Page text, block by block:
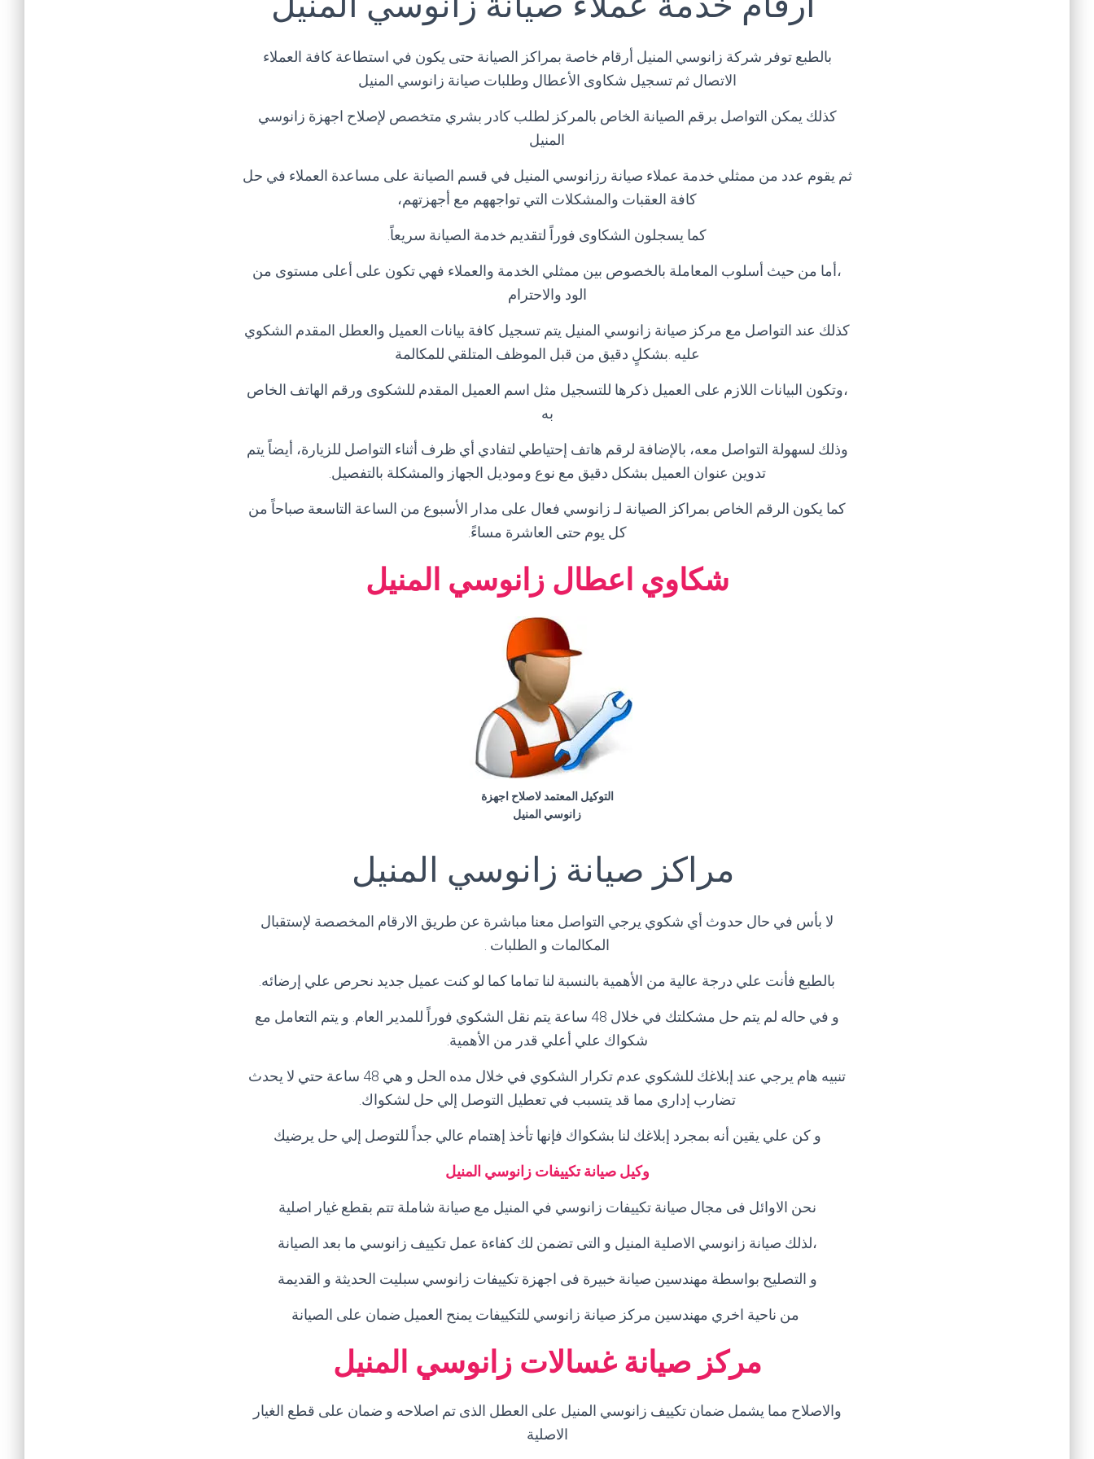
بالطبع توفر شركة زانوسي المنيل أرقام خاصة بمراكز الصيانة حتى يكون في استطاعة كافة العملاء
الاتصال ثم تسجيل شكاوى الأعطال وطلبات صيانة زانوسي المنيل
كذلك يمكن التواصل برقم الصيانة الخاص بالمركز لطلب كادر بشري متخصص لإصلاح اجهزة زانوسي
المنيل
ثم يقوم عدد من ممثلي خدمة عملاء صيانة رزانوسي المنيل في قسم الصيانة على مساعدة العملاء في حل
كافة العقبات والمشكلات التي تواجههم مع أجهزتهم،
كما يسجلون الشكاوى فوراً لتقديم خدمة الصيانة سريعاً.
،أما من حيث أسلوب المعاملة بالخصوص بين ممثلي الخدمة والعملاء فهي تكون على أعلى مستوى من
الود والاحترام
كذلك عند التواصل مع مركز صيانة زانوسي المنيل يتم تسجيل كافة بيانات العميل والعطل المقدم الشكوي
عليه .بشكلٍ دقيق من قبل الموظف المتلقي للمكالمة
،وتكون البيانات اللازم على العميل ذكرها للتسجيل مثل اسم العميل المقدم للشكوى ورقم الهاتف الخاص
به
وذلك لسهولة التواصل معه، بالإضافة لرقم هاتف إحتياطي لتفادي أي ظرف أثناء التواصل للزيارة، أيضاً يتم
تدوين عنوان العميل بشكل دقيق مع نوع وموديل الجهاز والمشكلة بالتفصيل.
كما يكون الرقم الخاص بمراكز الصيانة لـ زانوسي فعال على مدار الأسبوع من الساعة التاسعة صباحاً من
كل يوم حتى العاشرة مساءً.
شكاوي اعطال زانوسي المنيل
التوكيل المعتمد لاصلاح اجهزة
زانوسي المنيل
مراكز صيانة زانوسي المنيل
لا بأس في حال حدوث أي شكوي يرجي التواصل معنا مباشرة عن طريق الارقام المخصصة لإستقبال
المكالمات و الطلبات .
بالطبع فأنت علي درجة عالية من الأهمية بالنسبة لنا تماما كما لو كنت عميل جديد نحرص علي إرضائه.
و في حاله لم يتم حل مشكلتك في خلال 48 ساعة يتم نقل الشكوي فوراً للمدير العام. و يتم التعامل مع
شكواك علي أعلي قدر من الأهمية.
تنبيه هام يرجي عند إبلاغك للشكوي عدم تكرار الشكوي في خلال مده الحل و هي 48 ساعة حتي لا يحدث
تضارب إداري مما قد يتسبب في تعطيل التوصل إلي حل لشكواك.
و كن علي يقين أنه بمجرد إبلاغك لنا بشكواك فإنها تأخذ إهتمام عالي جداً للتوصل إلي حل يرضيك
وكيل صيانة تكييفات زانوسي المنيل
نحن الاوائل فى مجال صيانة تكييفات زانوسي في المنيل مع صيانة شاملة تتم بقطع غيار اصلية
،لذلك صيانة زانوسي الاصلية المنيل و التى تضمن لك كفاءة عمل تكييف زانوسي ما بعد الصيانة
و التصليح بواسطة مهندسين صيانة خبيرة فى اجهزة تكييفات زانوسي سبليت الحديثة و القديمة
من ناحية اخري مهندسين مركز صيانة زانوسي للتكييفات يمنح العميل ضمان على الصيانة
مركز صيانة غسالات زانوسي المنيل
والاصلاح مما يشمل ضمان تكييف زانوسي المنيل على العطل الذى تم اصلاحه و ضمان على قطع الغيار
الاصلية